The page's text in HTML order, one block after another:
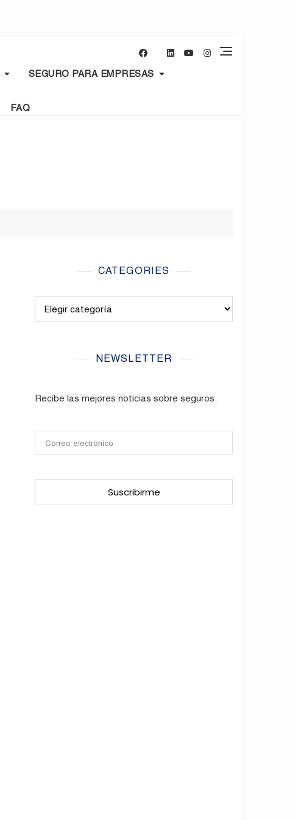
SEGURO PARA EMPRESAS
FAQ
CATEGORIES
NEWSLETTER
Recibe las mejores noticias sobre seguros.